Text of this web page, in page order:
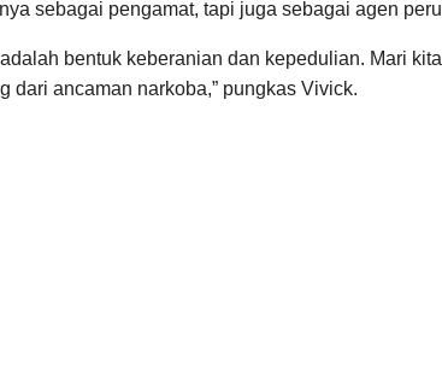
sebagai pengamat, tapi juga sebagai agen
bentuk keberanian dan kepedulian. Mari
dari ancaman narkoba,” pungkas Vivick.